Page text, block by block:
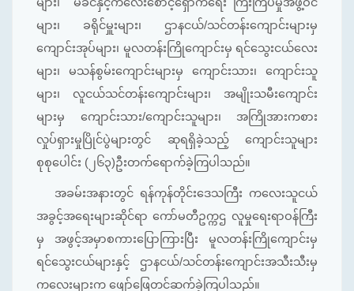
များ၊ ခရိုင်မှူးများ၊ ဌာနငယ်/သင်တန်းကျောင်းများမှ
ကျောင်းအုပ်များ၊ မူလတန်းကြိုကျောင်းမှ ရင်သွေးငယ်လေး
များ၊ မသန်စွမ်းကျောင်းများမှ ကျောင်းသား၊ ကျောင်းသူ
များ၊ လူငယ်သင်တန်းကျောင်းများ၊ အမျိုးသမီးကျောင်း
များမှ ကျောင်းသား/ကျောင်းသူများ၊ အကြိုအားကစား
လှုပ်ရှားမှုပြိုင်ပွဲများတွင် ဆုရရှိခဲ့သည့် ကျောင်းသူများ
စုစုပေါင်း (၂၆၃)ဦးတက်ရောက်ခဲ့ကြပါသည်။
အခမ်းအနားတွင် ရန်ကုန်တိုင်းဒေသကြီး ကလေးသူငယ်
အခွင့်အရေးများဆိုင်ရာ ကော်မတီဥက္ကဌ လူမှုရေးရာဝန်ကြီး
မှ အဖွင့်အမှာစကားပြောကြားပြီး မူလတန်းကြိုကျောင်းမှ
ရင်သွေးငယ်များနှင့် ဌာနငယ်/သင်တန်းကျောင်းအသီးသီးမှ
ကလေးများက ဖျော်ဖြေတင်ဆက်ခဲ့ကြပါသည်။